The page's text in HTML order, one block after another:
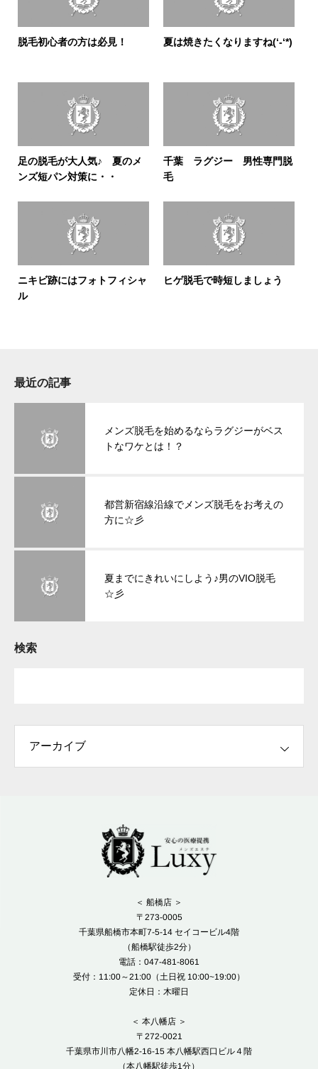
脱毛初心者の方は必見！ 夏は焼きたくなりますね(‘-‘*)
足の脱毛が大人気♪ 夏のメ
ンズ短パン対策に・・
千葉 ラグジー 男性専門脱
毛
ニキビ跡にはフォトフィシャ
ル
ヒゲ脱毛で時短しましょう
最近の記事
メンズ脱毛を始めるならラグジーがベス
トなワケとは！？
都営新宿線沿線でメンズ脱毛をお考えの
方に☆彡
夏までにきれいにしよう♪男のVIO脱毛
☆彡
検索
＜ 船橋店 ＞
〒273-0005
千葉県船橋市本町7-5-14 セイコービル4階
（船橋駅徒歩2分）
電話：047-481-8061
受付：11:00～21:00（土日祝 10:00~19:00）
定休日：木曜日
＜ 本八幡店 ＞
〒272-0021
千葉県市川市八幡2-16-15 本八幡駅西口ビル４階
（本八幡駅徒歩1分）